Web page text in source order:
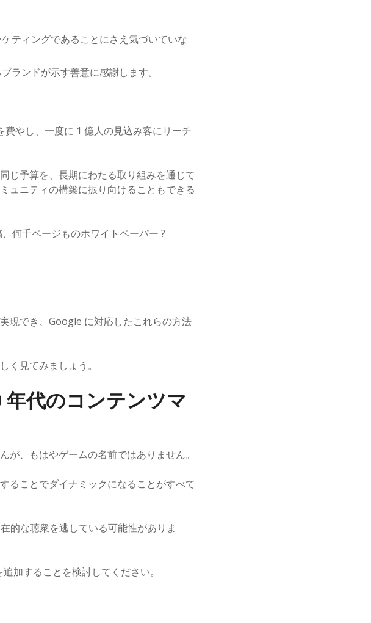
ティングであることにさえ気づいていな
ランドが示す善意に感謝します。
やし、一度に 1 億人の見込み客にリーチ
じ予算を、長期にわたる取り組みを通じて
ュニティの構築に振り向けることもできる
何千ページものホワイトペーパー ?
現でき、Google に対応したこれらの方法
く見てみましょう。
代のコンテンツマ
、もはやゲームの名前ではありません。
ることでダイナミックになることがすべて
的な聴衆を逃している可能性がありま
加することを検討してください。